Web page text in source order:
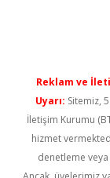
Reklam ve
Uyarı: Sitemiz,
İletişim Kurumu
hizmet
denetleme